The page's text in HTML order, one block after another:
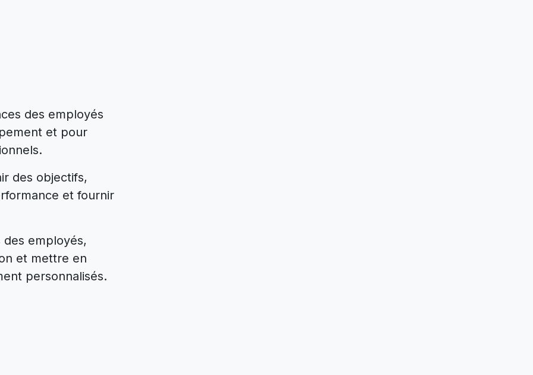
des employés
et pour
des objectifs,
et fournir
employés,
et mettre en
personnalisés.